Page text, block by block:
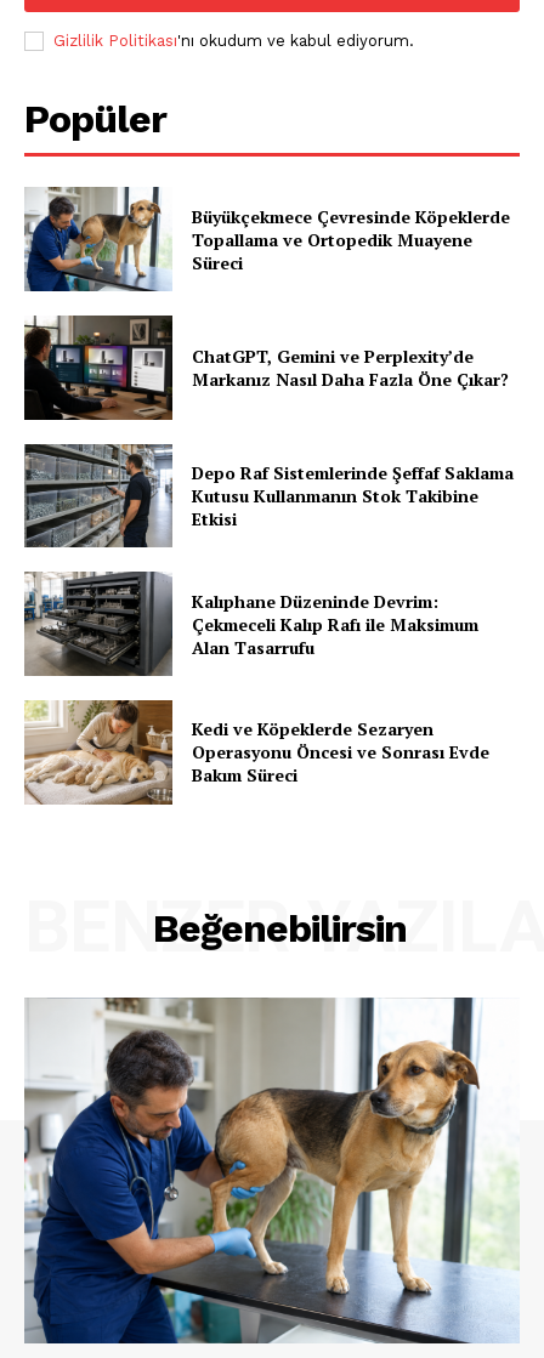
Gizlilik Politikası'nı okudum ve kabul ediyorum.
Popüler
Büyükçekmece Çevresinde Köpeklerde
Topallama ve Ortopedik Muayene
Süreci
ChatGPT, Gemini ve Perplexity’de
Markanız Nasıl Daha Fazla Öne Çıkar?
Depo Raf Sistemlerinde Şeffaf Saklama
Kutusu Kullanmanın Stok Takibine
Etkisi
Kalıphane Düzeninde Devrim:
Çekmeceli Kalıp Rafı ile Maksimum
Alan Tasarrufu
Kedi ve Köpeklerde Sezaryen
Operasyonu Öncesi ve Sonrası Evde
Bakım Süreci
Beğenebilirsin
BENZER